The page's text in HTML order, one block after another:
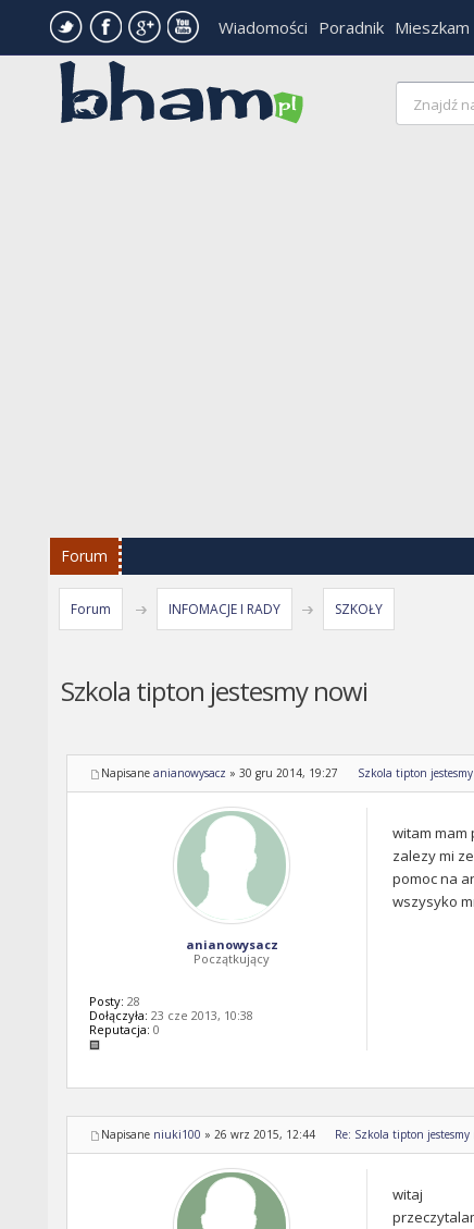
Wiadomości Poradnik Mieszkam
Forum
Forum INFOMACJE I RADY SZKOŁY
Szkola tipton jestesmy nowi
Napisane anianowysacz » 30 gru 2014, 19:27 Szkola tipton
witam mam
zalezy mi
pomoc na
wszysyko
anianowysacz
Początkujący
Posty: 28
Dołączyła: 23 cze 2013, 10:38
Reputacja: 0
Napisane niuki100 » 26 wrz 2015, 12:44 Re: Szkola tipton jestesmy
witaj